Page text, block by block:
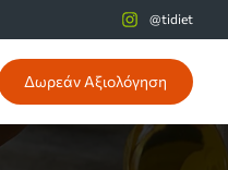
@tidiet
Δωρεάν Αξιολόγηση